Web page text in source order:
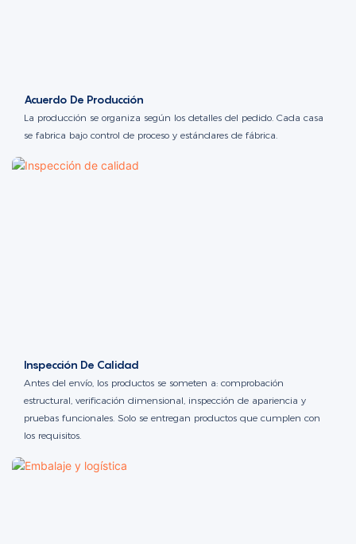
Acuerdo De Producción
La producción se organiza según los detalles del pedido. Cada casa
se fabrica bajo control de proceso y estándares de fábrica.
Inspección De Calidad
Antes del envío, los productos se someten a: comprobación
estructural, verificación dimensional, inspección de apariencia y
pruebas funcionales. Solo se entregan productos que cumplen con
los requisitos.